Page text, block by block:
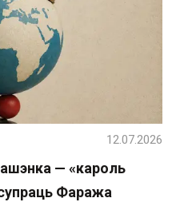
— «кароль
Фаража
12.07.2026